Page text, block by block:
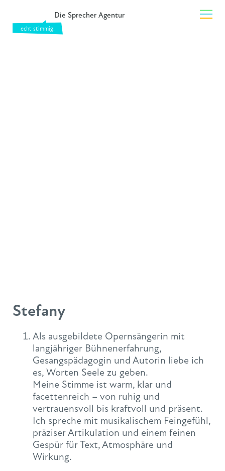
Die Sprecher Agentur
Stefany
Als ausgebildete Opernsängerin mit
langjähriger Bühnenerfahrung,
Gesangspädagogin und Autorin liebe ich
es, Worten Seele zu geben.
Meine Stimme ist warm, klar und
facettenreich – von ruhig und
vertrauensvoll bis kraftvoll und präsent.
Ich spreche mit musikalischem Feingefühl,
präziser Artikulation und einem feinen
Gespür für Text, Atmosphäre und
Wirkung.